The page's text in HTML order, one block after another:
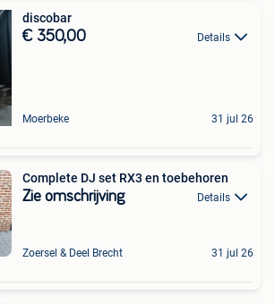
discobar
€ 350,00 Details
Moerbeke 31 jul 26
Complete DJ set RX3 en toebehoren
Zie omschrijving Details
Zoersel & Deel Brecht 31 jul 26